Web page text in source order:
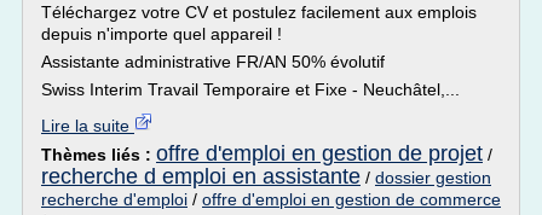
Téléchargez votre CV et postulez facilement aux emplois
depuis n'importe quel appareil !
Assistante administrative FR/AN 50% évolutif
Swiss Interim Travail Temporaire et Fixe - Neuchâtel,...
Lire la suite
Thèmes liés : offre d'emploi en gestion de projet /
recherche d emploi en assistante / dossier gestion
recherche d'emploi / offre d'emploi en gestion de commerce